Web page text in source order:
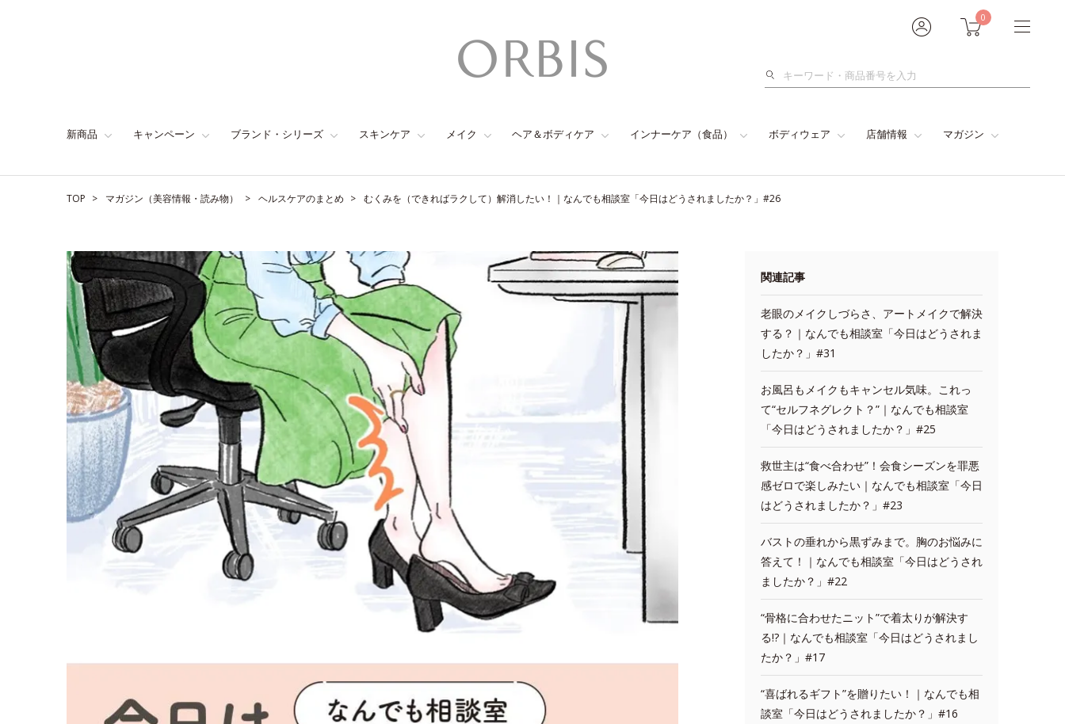
0
検
新商品 キャンペーン ブランド・シリーズ スキンケア メイク ヘア＆ボディケア インナーケア（食品） ボディウェア 店舗情報 マガジン
TOP マガジン（美容情報・読み物） ヘルスケアのまとめ むくみを（できればラクして）解消したい！｜なんでも相談室「今日はどうされましたか？」#26
関連記事
老眼のメイクしづらさ、アートメイクで解決
する？｜なんでも相談室「今日はどうされま
したか？」#31
お風呂もメイクもキャンセル気味。これっ
て“セルフネグレクト？”｜なんでも相談室
「今日はどうされましたか？」#25
救世主は“食べ合わせ”！会食シーズンを罪悪
感ゼロで楽しみたい｜なんでも相談室「今日
はどうされましたか？」#23
バストの垂れから黒ずみまで。胸のお悩みに
答えて！｜なんでも相談室「今日はどうされ
ましたか？」#22
“骨格に合わせたニット”で着太りが解決す
る!?｜なんでも相談室「今日はどうされまし
たか？」#17
“喜ばれるギフト”を贈りたい！｜なんでも相
談室「今日はどうされましたか？」#16